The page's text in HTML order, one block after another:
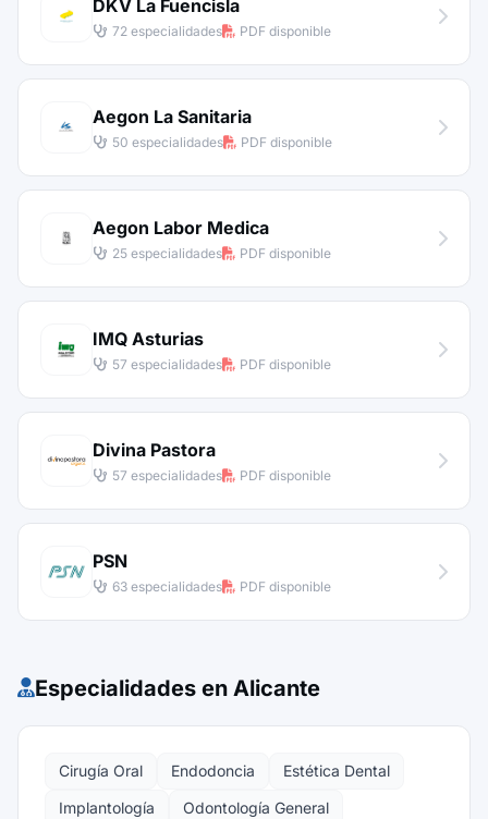
DKV La Fuencisla
72 especialidades PDF disponible
Aegon La Sanitaria
50 especialidades PDF disponible
Aegon Labor Medica
25 especialidades PDF disponible
IMQ Asturias
57 especialidades PDF disponible
Divina Pastora
57 especialidades PDF disponible
PSN
63 especialidades PDF disponible
Especialidades en Alicante
Cirugía Oral Endodoncia
Estética Dental
Implantología
Odontología General